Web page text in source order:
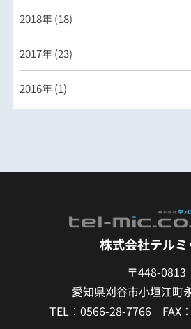
2018年 (18)
2017年 (23)
2016年 (1)
株式会社テルミ
〒448-0813
愛知県刈谷市小垣江町
TEL：0566-28-7766 FAX